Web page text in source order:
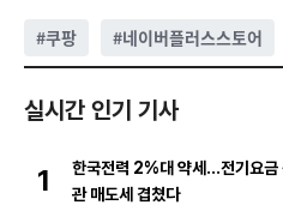
#쿠팡 #네이버플러스스토어
실시간 인기 기사
1
한국전력 2%대 약세…전기요금
관 매도세 겹쳤다